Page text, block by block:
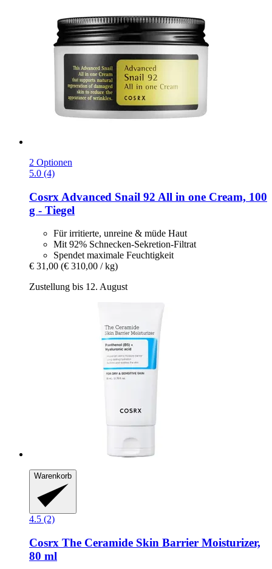
2 Optionen
5.0 (4)
Cosrx Advanced Snail 92 All in one Cream, 100
g -​ Tiegel
Für irritierte, unreine & müde Haut
Mit 92% Schnecken-Sekretion-Filtrat
Spendet maximale Feuchtigkeit
€ 31,00 (€ 310,00 / kg)
Zustellung bis 12. August
Warenkorb
4.5 (2)
Cosrx The Ceramide Skin Barrier Moisturizer,
80 ml